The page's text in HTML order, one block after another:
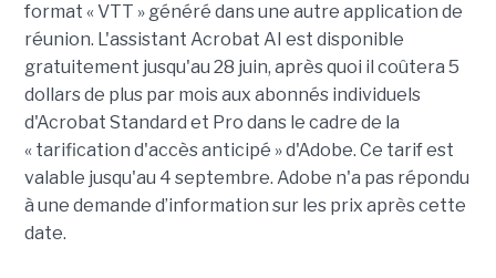
format « VTT » généré dans une autre application de
réunion. L'assistant Acrobat AI est disponible
gratuitement jusqu'au 28 juin, après quoi il coûtera 5
dollars de plus par mois aux abonnés individuels
d'Acrobat Standard et Pro dans le cadre de la
« tarification d'accès anticipé » d'Adobe. Ce tarif est
valable jusqu'au 4 septembre. Adobe n'a pas répondu
à une demande d’information sur les prix après cette
date.